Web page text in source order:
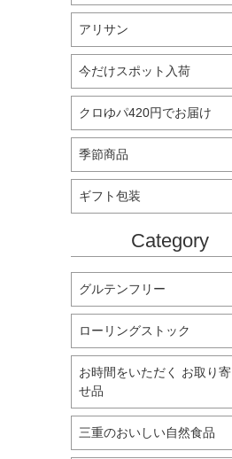
アリサン
今だけスポット入荷
クロゆパ420円でお届け
季節商品
ギフト包装
Category
グルテンフリー
ローリングストック
お時間をいただく お取り寄
せ品
三重のおいしい自然食品